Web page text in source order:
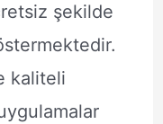
şekilde
kaliteli